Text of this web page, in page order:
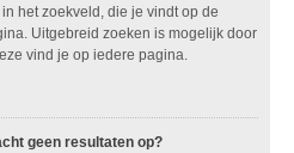
het zoekveld, die je vindt op de
Uitgebreid zoeken is mogelijk door
vind je op iedere pagina.
geen resultaten op?